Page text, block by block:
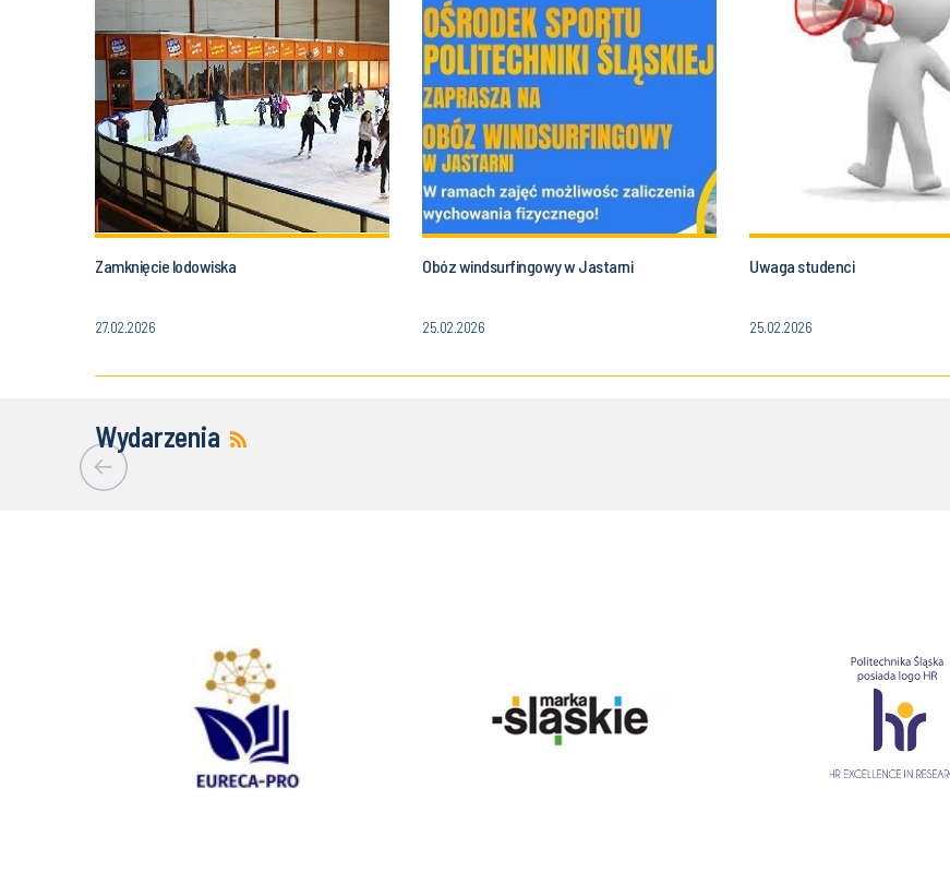
Zamknięcie lodowiska
27.02.2026
Obóz windsurfingowy w Jastarni
25.02.2026
Uwaga studenci
25.02.2026
Wydarzenia